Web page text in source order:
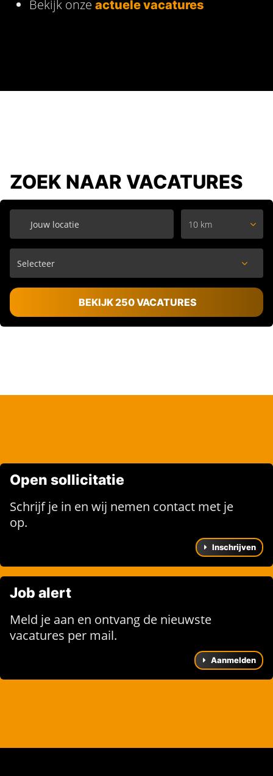
Bekijk onze actuele vacatures
ZOEK NAAR VACATURES
10 km
BEKIJK 250 VACATURES
Open sollicitatie
Schrijf je in en wij nemen contact met je
op.
Inschrijven
Job alert
Meld je aan en ontvang de nieuwste
vacatures per mail.
Aanmelden